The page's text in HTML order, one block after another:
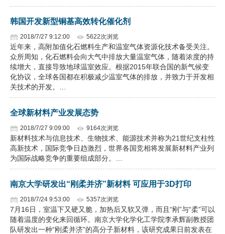
地矿 建设
党建工作
企业文化
《资源再生》杂志
数字报
韩国开发新型铜基高效转化催化剂
2018/7/27 9:12:00 5622次浏览
近年来，高附加值化石燃料生产和温室气体资源化技术备受关注。
众所周知，化石燃料会向大气中排放大量温室气体，随着浓度的持
续增大，直接导致地球温室效应。根据2015年联合国的新气候变
化协议，全球各国都在积极减少温室气体的排放，并致力于开发相
关技术的开发。…
全球新材料产业发展态势
2018/7/27 9:09:00 9164次浏览
新材料技术与信息技术、生物技术、能源技术并称为21世纪支柱性
高新技术，国际竞争日趋激烈，世界各国竞相将发展新材料产业列
为国际战略竞争的重要组成部分。…
南京大学研发出“刚柔并济”新材料 可应用于3D打印
2018/7/24 9:53:00 5357次浏览
7月16日，室温下又硬又脆，加热后又软又弹，而且“刚”与“柔”可以
随着温度的变化来回循环。南京大学化学化工学院李承辉副教授团
队研发出一种“刚柔并济”的高分子新材料，该研究成果日前发表在